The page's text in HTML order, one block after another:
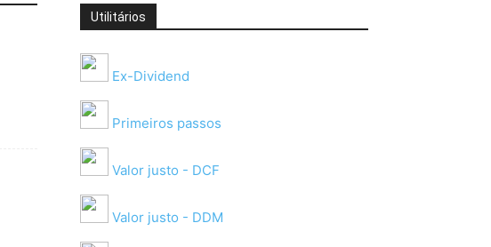
Utilitários
Ex-Dividend
Primeiros passos
Valor justo - DCF
Valor justo - DDM